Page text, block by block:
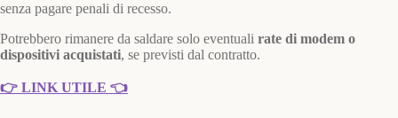
senza pagare penali di recesso.
Potrebbero rimanere da saldare solo eventuali rate di modem o
dispositivi acquistati, se previsti dal contratto.
👉 LINK UTILE 👈